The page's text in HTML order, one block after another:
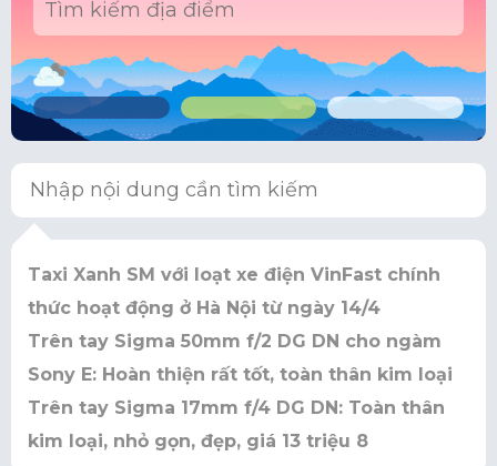
Taxi Xanh SM với loạt xe điện VinFast chính
thức hoạt động ở Hà Nội từ ngày 14/4
Trên tay Sigma 50mm f/2 DG DN cho ngàm
Sony E: Hoàn thiện rất tốt, toàn thân kim loại
Trên tay Sigma 17mm f/4 DG DN: Toàn thân
kim loại, nhỏ gọn, đẹp, giá 13 triệu 8